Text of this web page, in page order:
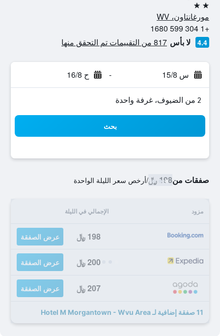
2 نجمتين
مورغانتاون، WV
+1 304 599 1680
4.4 لا بأس 817 من التقييمات تم التحقق منها
س 15/8 - ح 16/8
2 من الضيوف، غرفة واحدة
بحث
صفقات من198 ﷼ /أرخص سعر الليلة الواحدة
مزود الإجمالي في الليلة
198 ﷼ عرض الصفقة
200 ﷼ عرض الصفقة
207 ﷼ عرض الصفقة
11 صفقة إضافية لـ Hotel M Morgantown - Wvu Area